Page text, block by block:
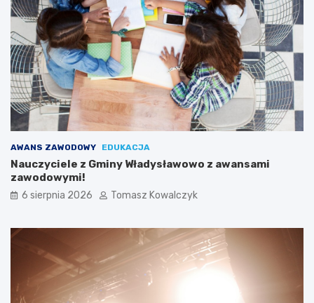
AWANS ZAWODOWY EDUKACJA
Nauczyciele z Gminy Władysławowo z awansami
zawodowymi!
6 sierpnia 2026 Tomasz Kowalczyk